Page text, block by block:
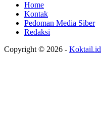
Home
Kontak
Pedoman Media Siber
Redaksi
Copyright © 2026 - Koktail.id